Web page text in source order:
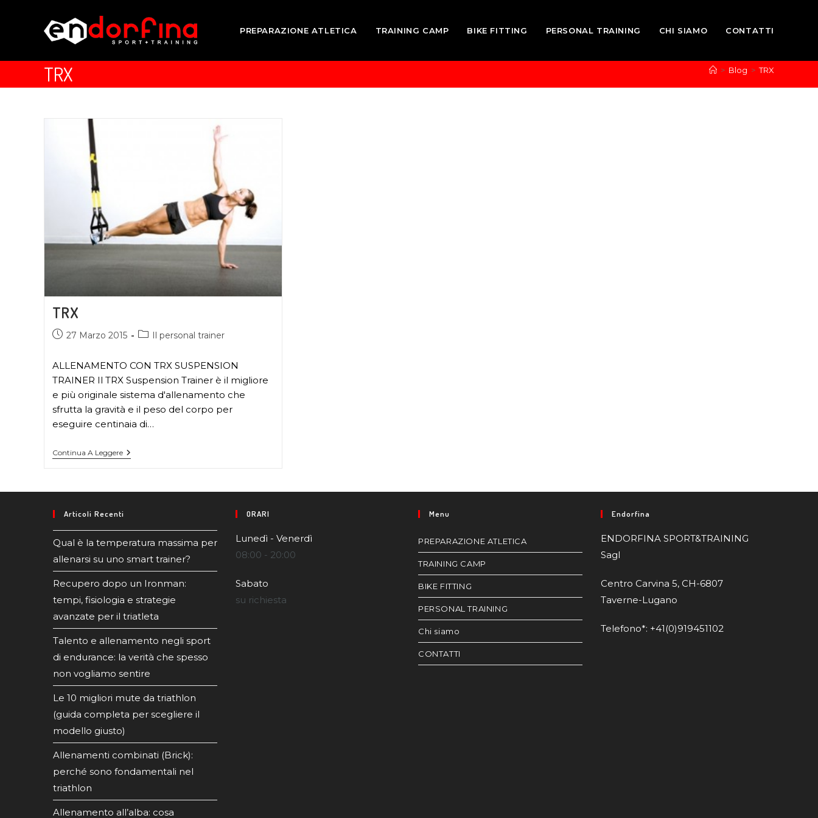
PREPARAZIONE ATLETICA TRAINING CAMP BIKE FITTING PERSONAL TRAINING CHI SIAMO CONTATTI
TRX > Blog > TRX
TRX
27 Marzo 2015 Il personal trainer
ALLENAMENTO CON TRX SUSPENSION
TRAINER Il TRX Suspension Trainer è il migliore
e più originale sistema d'allenamento che
sfrutta la gravità e il peso del corpo per
eseguire centinaia di…
Continua A Leggere
Articoli Recenti
Qual è la temperatura massima per
allenarsi su uno smart trainer?
Recupero dopo un Ironman:
tempi, fisiologia e strategie
avanzate per il triatleta
Talento e allenamento negli sport
di endurance: la verità che spesso
non vogliamo sentire
Le 10 migliori mute da triathlon
(guida completa per scegliere il
modello giusto)
Allenamenti combinati (Brick):
perché sono fondamentali nel
triathlon
Allenamento all’alba: cosa
ORARI
Lunedì - Venerdì
08:00 - 20:00
Sabato
su richiesta
Menu
PREPARAZIONE ATLETICA
TRAINING CAMP
BIKE FITTING
PERSONAL TRAINING
Chi siamo
CONTATTI
Endorfina
ENDORFINA SPORT&TRAINING
Sagl
Centro Carvina 5, CH-6807
Taverne-Lugano
Telefono*: +41(0)919451102